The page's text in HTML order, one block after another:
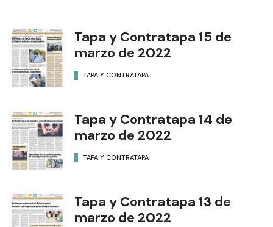
Tapa y Contratapa 15 de
marzo de 2022
TAPA Y CONTRATAPA
Tapa y Contratapa 14 de
marzo de 2022
TAPA Y CONTRATAPA
Tapa y Contratapa 13 de
marzo de 2022